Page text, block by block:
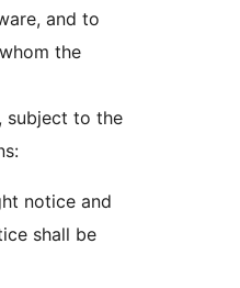
and to
the
subject to the
notice and
shall be